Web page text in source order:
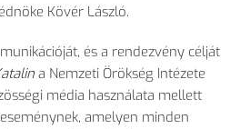
Kövér László.
és a rendezvény célját
a Nemzeti Örökség Intézete
média használata mellett
amelyen minden